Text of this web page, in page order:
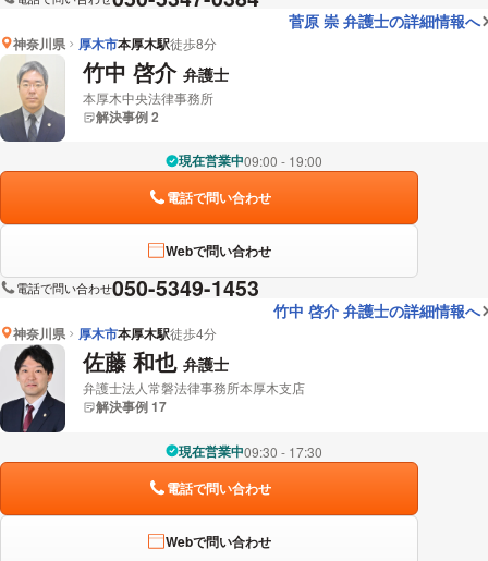
菅原 崇 弁護士の詳細情報へ
神奈川県 厚木市本厚木駅徒歩8分
竹中 啓介 弁護士
本厚木中央法律事務所
解決事例 2
現在営業中09:00 - 19:00
電話で問い合わせ
Webで問い合わせ
電話で問い合わせ050-5349-1453
竹中 啓介 弁護士の詳細情報へ
神奈川県 厚木市本厚木駅徒歩4分
佐藤 和也 弁護士
弁護士法人常磐法律事務所本厚木支店
解決事例 17
現在営業中09:30 - 17:30
電話で問い合わせ
Webで問い合わせ